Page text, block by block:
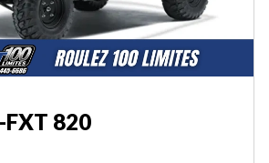
FXT 820